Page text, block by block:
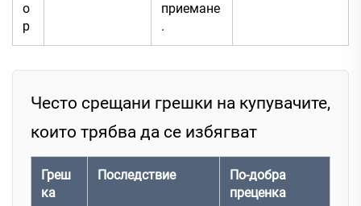
о
р
приемане
.
Често срещани грешки на купувачите,
които трябва да се избягват
Греш
ка
Последствие
По-добра
преценка